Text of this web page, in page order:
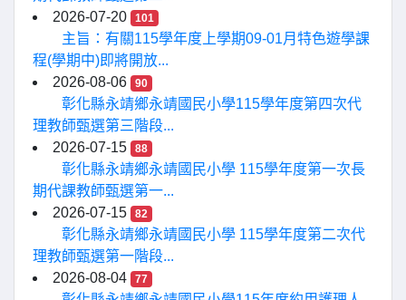
2026-07-20
101
主旨：有關115學年度上學期09-01月特色遊學課
程(學期中)即將開放...
2026-08-06
90
彰化縣永靖鄉永靖國民小學115學年度第四次代
理教師甄選第三階段...
2026-07-15
88
彰化縣永靖鄉永靖國民小學 115學年度第一次長
期代課教師甄選第一...
2026-07-15
82
彰化縣永靖鄉永靖國民小學 115學年度第二次代
理教師甄選第一階段...
2026-08-04
77